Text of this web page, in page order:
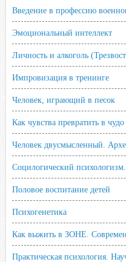
Введение в профессию
Эмоциональный интеллект
Личность и алкоголь
Импровизация в тренинге
Человек, играющий в песок
Как чувства превратить в
Человек двусмысленный.
Социлогический
Половое воспитание детей
Психогенетика
Как выжить в ЗОНЕ.
Практическая психология.